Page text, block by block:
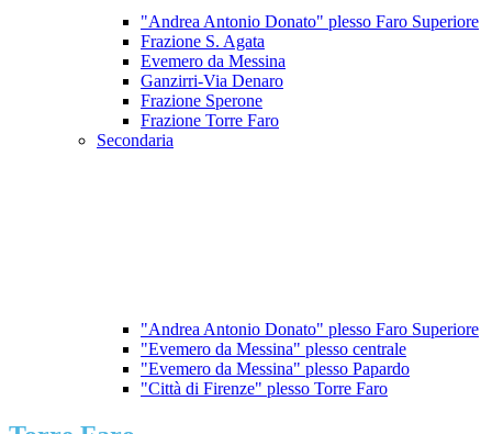
"Andrea Antonio Donato" plesso Faro Superiore
Frazione S. Agata
Evemero da Messina
Ganzirri-Via Denaro
Frazione Sperone
Frazione Torre Faro
Secondaria
"Andrea Antonio Donato" plesso Faro Superiore
"Evemero da Messina" plesso centrale
"Evemero da Messina" plesso Papardo
"Città di Firenze" plesso Torre Faro